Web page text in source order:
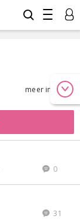
meer info
0
31